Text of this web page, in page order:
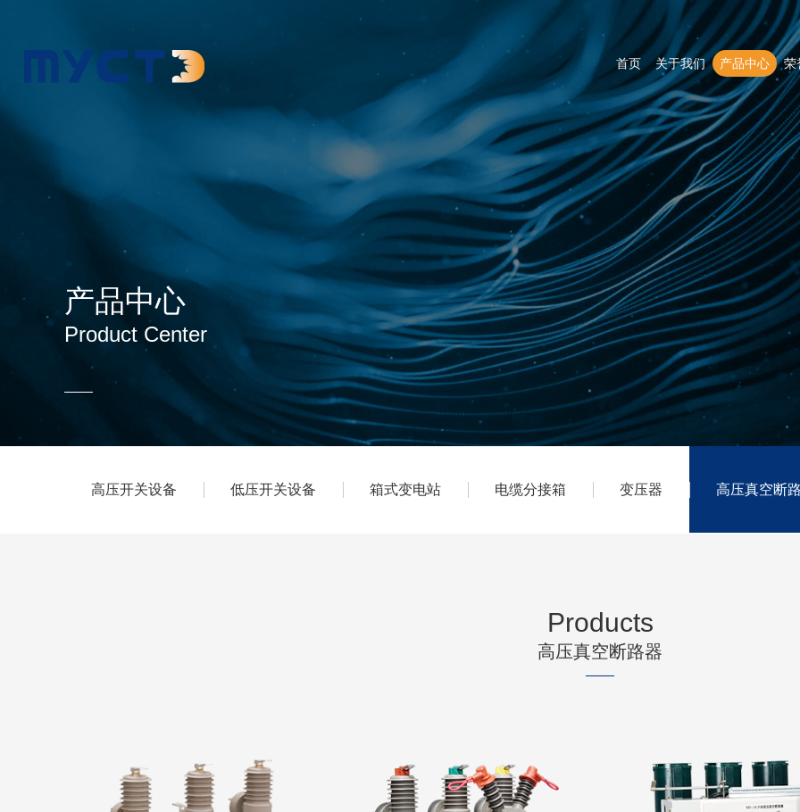
首页 关于我们 产品中心
高压开关设备
电缆分接箱
荣
产品中心
Product Center
高压开关设备 低压开关设备 箱式变电站 电缆分接箱 变压器 高压真空断
Products
高压真空断路器